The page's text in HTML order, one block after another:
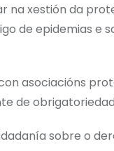
na xestión da
de epidemias e
asociacións
de
sobre o